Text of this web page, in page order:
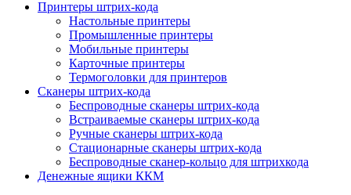
Принтеры штрих-кода
Настольные принтеры
Промышленные принтеры
Мобильные принтеры
Карточные принтеры
Термоголовки для принтеров
Сканеры штрих-кода
Беспроводные сканеры штрих-кода
Встраиваемые сканеры штрих-кода
Ручные сканеры штрих-кода
Стационарные сканеры штрих-кода
Беспроводные сканер-кольцо для штрихкода
Денежные ящики ККМ